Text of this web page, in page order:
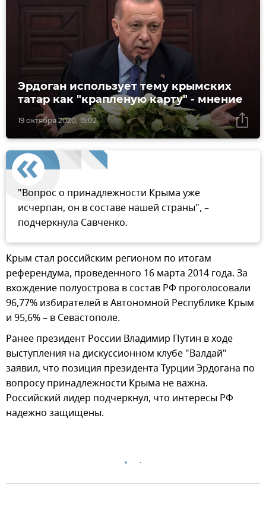
19 октября 2020, 15:02
Эрдоган использует тему крымских
татар как "крапленую карту" - мнение
"Вопрос о принадлежности Крыма уже
исчерпан, он в составе нашей страны", –
подчеркнула Савченко.
Крым стал российским регионом по итогам
референдума, проведенного 16 марта 2014 года. За
вхождение полуострова в состав РФ проголосовали
96,77% избирателей в Автономной Республике Крым
и 95,6% – в Севастополе.
Ранее президент России Владимир Путин в ходе
выступления на дискуссионном клубе "Валдай"
заявил, что позиция президента Турции Эрдогана по
вопросу принадлежности Крыма не важна.
Российский лидер подчеркнул, что интересы РФ
надежно защищены.